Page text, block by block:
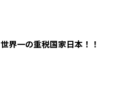
世界一の重税国家日本！！